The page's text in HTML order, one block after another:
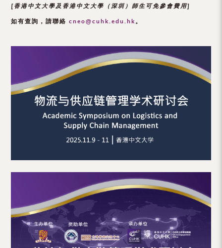
[香港中文大學及香港中文大學（深圳） 師生可免參會費用]
如有查詢，請聯絡cneo@cuhk.edu.hk。